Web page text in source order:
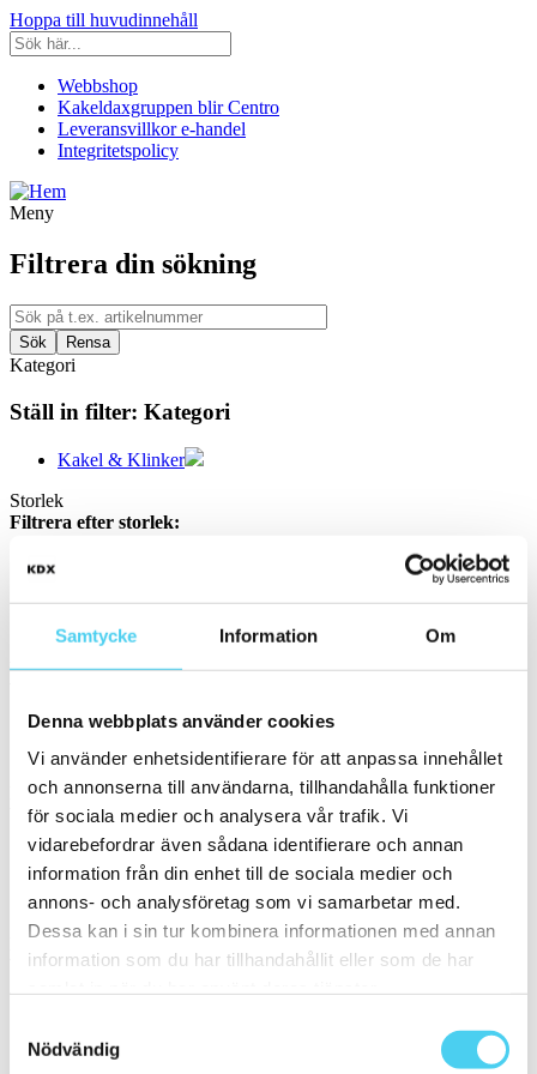
Samtycke Information Om
Denna webbplats använder cookies
Vi använder enhetsidentifierare för att anpassa innehållet
och annonserna till användarna, tillhandahålla funktioner
för sociala medier och analysera vår trafik. Vi
vidarebefordrar även sådana identifierare och annan
information från din enhet till de sociala medier och
annons- och analysföretag som vi samarbetar med.
Dessa kan i sin tur kombinera informationen med annan
information som du har tillhandahållit eller som de har
Nödvändig
Hoppa till huvudinnehåll
Webbshop
Kakeldaxgruppen blir Centro
Leveransvillkor e-handel
Integritetspolicy
Meny
Filtrera din sökning
Kategori
Ställ in filter: Kategori
Kakel & Klinker
Storlek
Filtrera efter storlek:
ca 120x60 cm
27.1x31.8 cm
Yta
Matt
Kant
Välj önskad kant på plattan:
Standard (1)
Rakskuren
Pris
Välj en eller flera prisgrupper:
300 till 400 kr